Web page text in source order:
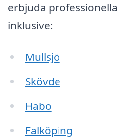
erbjuda
inklusive:
Mullsjö
Skövde
Habo
Falköping